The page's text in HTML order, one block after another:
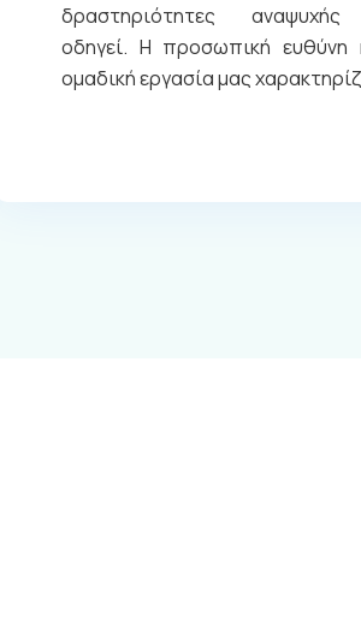
δραστηριότητες
οδηγεί. Η προσωπική ευθύνη
ομαδική εργασία μας